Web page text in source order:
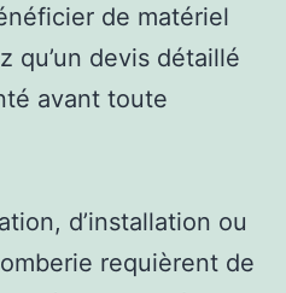
de matériel
qu’un devis détaillé
avant toute
d’installation ou
requièrent de